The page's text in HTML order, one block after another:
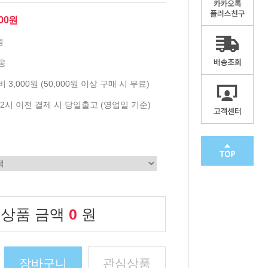
원
3,000원 (50,000원 이상 구매 시 무료)
시 이전 결제 시 당일출고 (영업일 기준)
품 금액 0 원
장바구니 관심상품